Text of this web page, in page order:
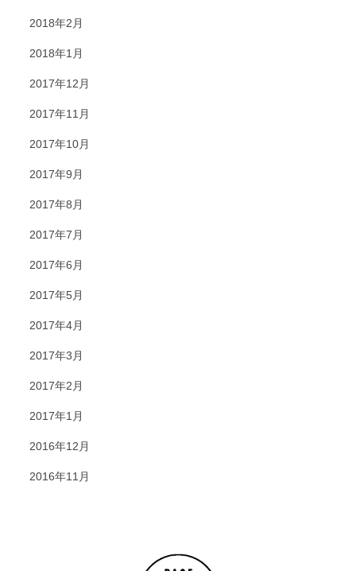
2018年2月
2018年1月
2017年12月
2017年11月
2017年10月
2017年9月
2017年8月
2017年7月
2017年6月
2017年5月
2017年4月
2017年3月
2017年2月
2017年1月
2016年12月
2016年11月